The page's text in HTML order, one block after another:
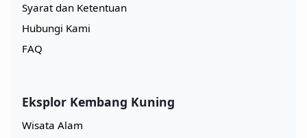
Syarat dan Ketentuan
Hubungi Kami
FAQ
Eksplor Kembang Kuning
Wisata Alam